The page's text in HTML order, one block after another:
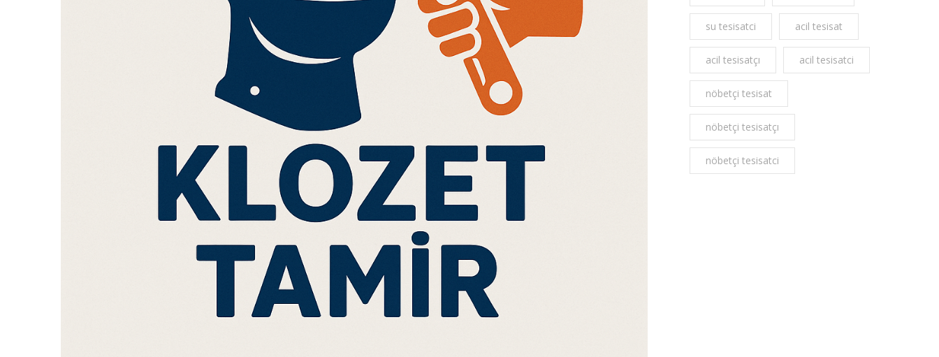
su tesisatci acil tesisat
acil tesisatçı acil tesisatci
nöbetçi tesisat
nöbetçi tesisatçı
nöbetçi tesisatci